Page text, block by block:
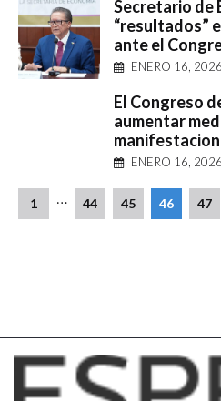
Secretario de
“resultados”
ante el
ENERO 16, 2026
El Congreso
aumentar
ENERO 16, 2026
1 … 44 45 46 47